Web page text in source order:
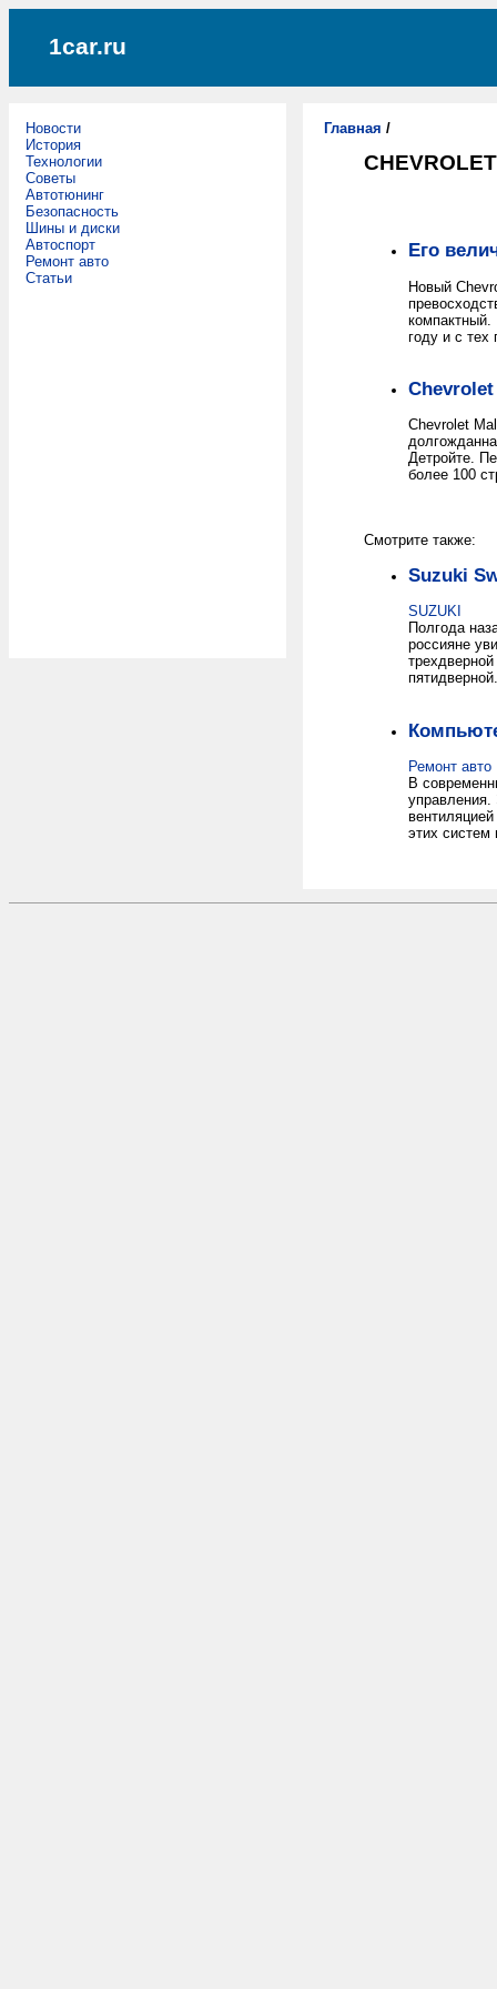
1car.ru
Новости
История
Технологии
Советы
Автотюнинг
Безопасность
Шины и диски
Автоспорт
Ремонт авто
Статьи
Главная /
CHEVROLET
Его
Новый
компактный.
году и с
Chevrolet
Детройте.
более 100
Смотрите также:
Suzuki
SUZUKI
Полгода
россияне
пятидверной.
Ремонт авто
В
управления.
этих систем